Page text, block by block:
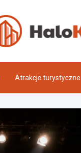
Atrakcje turystyczne